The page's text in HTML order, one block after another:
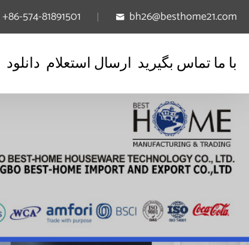
+86-574-81891501  bh26@besthome21.com
دانلود ارسال استعلام با ما تماس بگیرید